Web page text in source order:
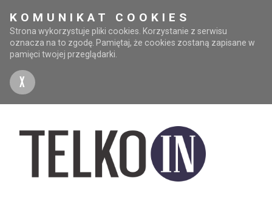
KOMUNIKAT COOKIES
Strona wykorzystuje pliki cookies. Korzystanie z serwisu
oznacza na to zgodę. Pamiętaj, że cookies zostaną zapisane w
pamięci twojej przeglądarki.
X